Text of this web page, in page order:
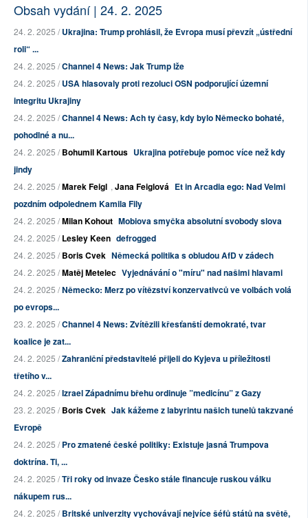
Obsah vydání | 24. 2. 2025
24. 2. 2025 /Ukrajina: Trump prohlásil, že Evropa musí převzít „ústřední
roli“ ...
24. 2. 2025 /Channel 4 News: Jak Trump lže
24. 2. 2025 /USA hlasovaly proti rezoluci OSN podporující územní
integritu Ukrajiny
24. 2. 2025 /Channel 4 News: Ach ty časy, kdy bylo Německo bohaté,
pohodlné a nu...
24. 2. 2025 /Bohumil Kartous Ukrajina potřebuje pomoc více než kdy
jindy
24. 2. 2025 /Marek Feigl , Jana Feiglová Et in Arcadia ego: Nad Velmi
pozdním odpolednem Kamila Fily
24. 2. 2025 /Milan Kohout Mobiova smyčka absolutní svobody slova
24. 2. 2025 /Lesley Keen defrogged
24. 2. 2025 /Boris Cvek Německá politika s obludou AfD v zádech
24. 2. 2025 /Matěj Metelec Vyjednávání o "míru" nad našimi hlavami
24. 2. 2025 /Německo: Merz po vítězství konzervativců ve volbách volá
po evrops...
23. 2. 2025 /Channel 4 News: Zvítězili křesťanští demokraté, tvar
koalice je zat...
24. 2. 2025 /Zahraniční představitelé přijeli do Kyjeva u příležitosti
třetího v...
24. 2. 2025 /Izrael Západnímu břehu ordinuje ”medicínu” z Gazy
23. 2. 2025 /Boris Cvek Jak kážeme z labyrintu našich tunelů takzvané
Evropě
24. 2. 2025 /Pro zmatené české politiky: Existuje jasná Trumpova
doktrína. Ti, ...
24. 2. 2025 /Tři roky od invaze Česko stále financuje ruskou válku
nákupem rus...
24. 2. 2025 /Britské univerzity vychovávají nejvíce šéfů států na světě,